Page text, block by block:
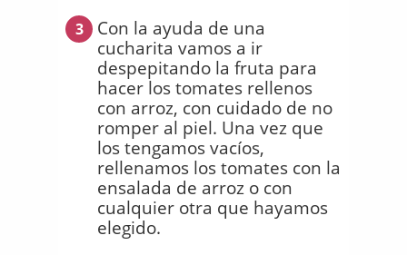
3
Con la ayuda de una
cucharita vamos a ir
despepitando la fruta para
hacer los tomates rellenos
con arroz, con cuidado de no
romper al piel. Una vez que
los tengamos vacíos,
rellenamos los tomates con la
ensalada de arroz o con
cualquier otra que hayamos
elegido.